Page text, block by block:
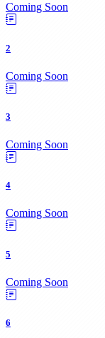
Coming Soon
2
Coming Soon
3
Coming Soon
4
Coming Soon
5
Coming Soon
6